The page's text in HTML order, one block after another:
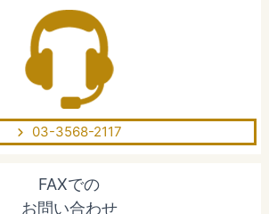
03-3568-2117
FAXでの
お問い合わせ